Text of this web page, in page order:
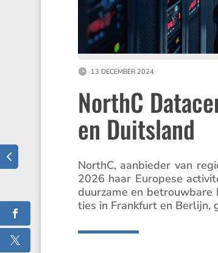
13 DECEMBER 2024
NorthC
en Duitsland
NorthC, aanbieder van
2026 haar Europese
duurzame en
ties in Frank­furt en Berlijn,